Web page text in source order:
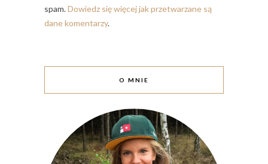
spam.Dowiedz się więcej jak przetwarzane są
dane komentarzy.
O MNIE